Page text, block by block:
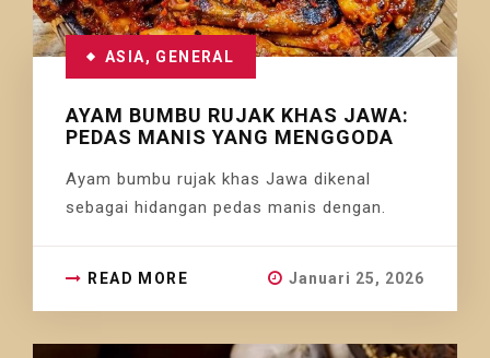
ASIA, GENERAL
AYAM BUMBU RUJAK KHAS JAWA:
PEDAS MANIS YANG MENGGODA
Ayam bumbu rujak khas Jawa dikenal
sebagai hidangan pedas manis dengan.
READ MORE Januari 25, 2026